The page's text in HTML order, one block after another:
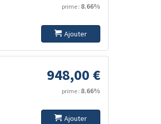
prime : 8.66%
Ajouter
948,00 €
prime : 8.66%
Ajouter